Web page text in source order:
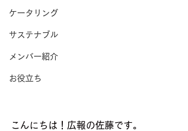
ケータリング
サステナブル
メンバー紹介
お役立ち
こんにちは！広報の佐藤です。